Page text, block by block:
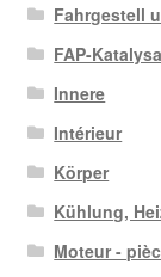
Fahrgestell
FAP-
Innere
Intérieur
Körper
Kühlung,
Moteur -